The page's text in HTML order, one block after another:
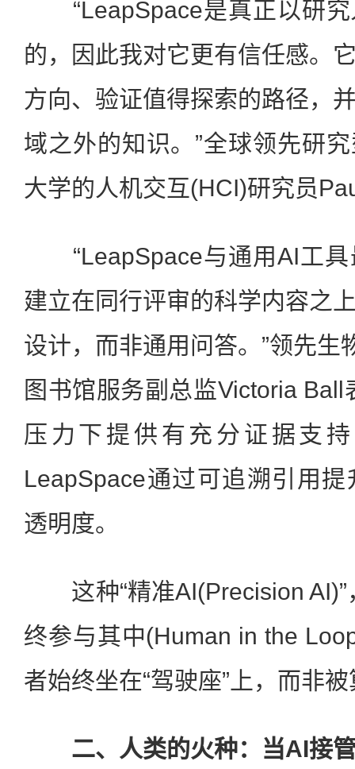
“LeapSpace是真正以研究
的，因此我对它更有信任感。
方向、验证值得探索的路径，
域之外的知识。”全球领先研
大学的人机交互(HCI)研究员
“LeapSpace与通用AI工具
建立在同行评审的科学内容之
设计，而非通用问答。”领先生
图书馆服务副总监Victoria Ball
压力下提供有充分证据支
LeapSpace通过可追溯引用
透明度。
这种“精准AI(Precision AI)”
终参与其中(Human in the
者始终坐在“驾驶座”上，而非
二、人类的火种：当AI接